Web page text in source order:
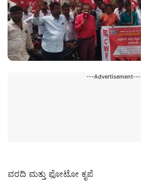
---Advertisement---
ವರದಿ ಮತ್ತು ಫೋಟೋ ಕೃಪೆ